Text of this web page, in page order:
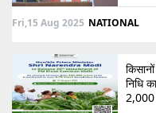
Fri,15 Aug 2025 NATIONAL
निधि